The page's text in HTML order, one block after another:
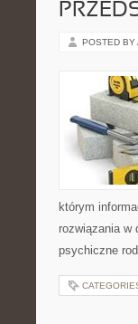
POSTED BY
którym
rozwiązania w
psychiczne